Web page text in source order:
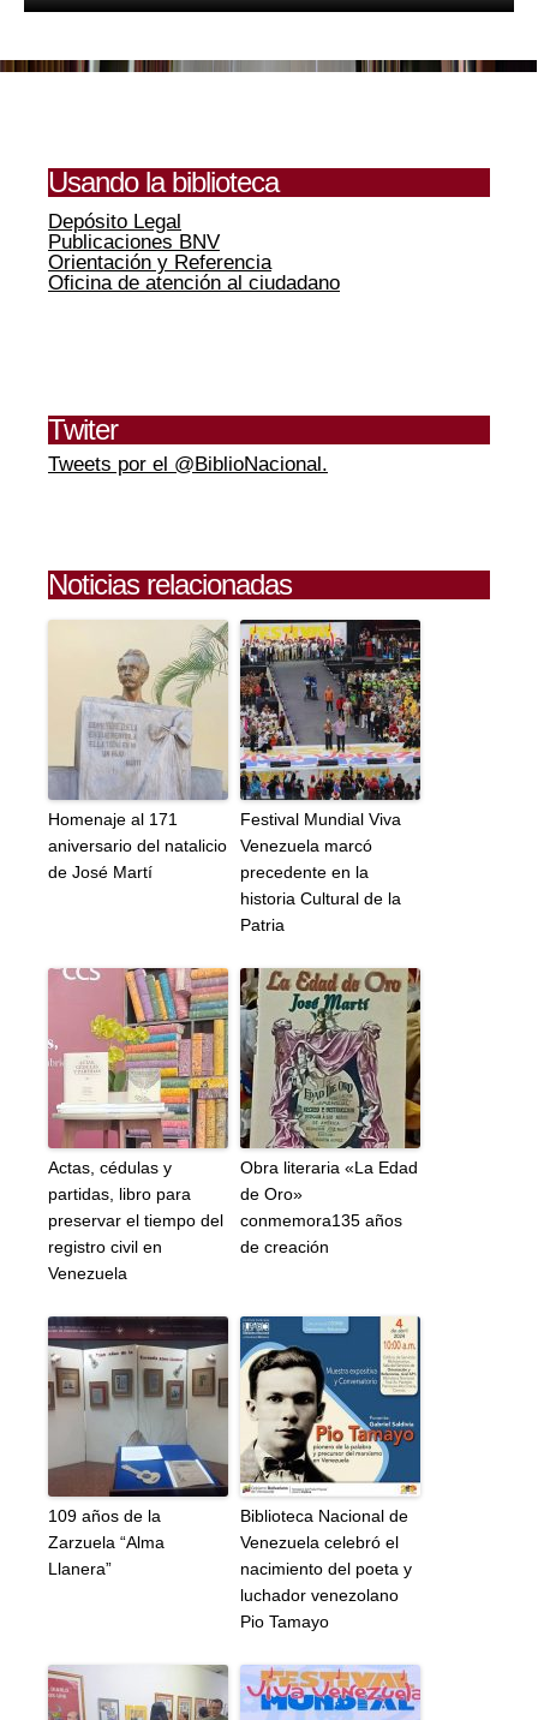
Usando la biblioteca
Depósito Legal
Publicaciones BNV
Orientación y Referencia
Oficina de atención al ciudadano
Twiter
Tweets por el @BiblioNacional.
Noticias relacionadas
Homenaje al 171
aniversario del natalicio
de José Martí
Festival Mundial Viva
Venezuela marcó
precedente en la
historia Cultural de la
Patria
Actas, cédulas y
partidas, libro para
preservar el tiempo del
registro civil en
Venezuela
Obra literaria «La Edad
de Oro»
conmemora135 años
de creación
109 años de la
Zarzuela “Alma
Llanera”
Biblioteca Nacional de
Venezuela celebró el
nacimiento del poeta y
luchador venezolano
Pio Tamayo